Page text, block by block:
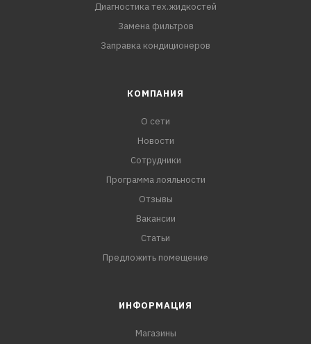
Диагностика тех.жидкостей
Замена фильтров
Заправка кондиционеров
КОМПАНИЯ
О сети
Новости
Сотрудники
Программа лояльности
Отзывы
Вакансии
Статьи
Предложить помещение
ИНФОРМАЦИЯ
Магазины